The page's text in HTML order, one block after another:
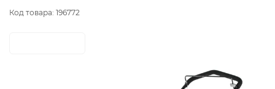
Код товара: 196772